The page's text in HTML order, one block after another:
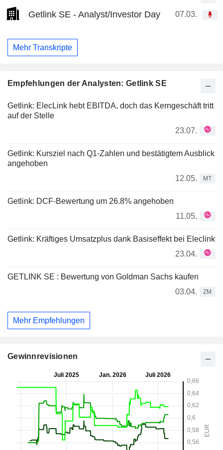
Getlink SE - Analyst/Investor Day 07.03.
Mehr Transkripte
Empfehlungen der Analysten: Getlink SE
Getlink: ElecLink hebt EBITDA, doch das Kerngeschäft tritt
auf der Stelle
23.07.
Getlink: Kursziel nach Q1-Zahlen und bestätigtem Ausblick
angehoben
12.05.
MT
Getlink: DCF-Bewertung um 26.8% angehoben
11.05.
Getlink: Kräftiges Umsatzplus dank Basiseffekt bei Eleclink
23.04.
GETLINK SE : Bewertung von Goldman Sachs kaufen
03.04.
ZM
Mehr Empfehlungen
Gewinnrevisionen